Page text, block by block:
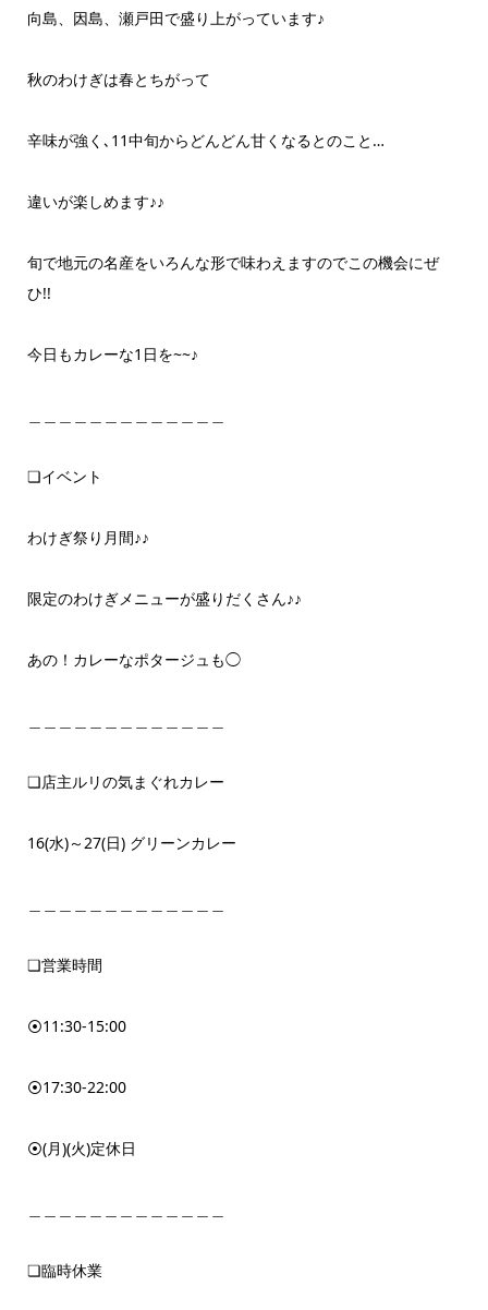
向島、因島、瀬戸田で盛り上がっています♪
秋のわけぎは春とちがって
辛味が強く､11中旬からどんどん甘くなるとのこと…
違いが楽しめます♪♪
旬で地元の名産をいろんな形で味わえますのでこの機会にぜ
ひ!!
今日もカレーな1日を~~♪
❏イベント
わけぎ祭り月間♪♪
限定のわけぎメニューが盛りだくさん♪♪
あの！カレーなポタージュも◯
❏店主ルリの気まぐれカレー
16(水)～27(日) グリーンカレー
❏営業時間
⦿11:30-15:00
⦿17:30-22:00
⦿(月)(火)定休日
❏臨時休業